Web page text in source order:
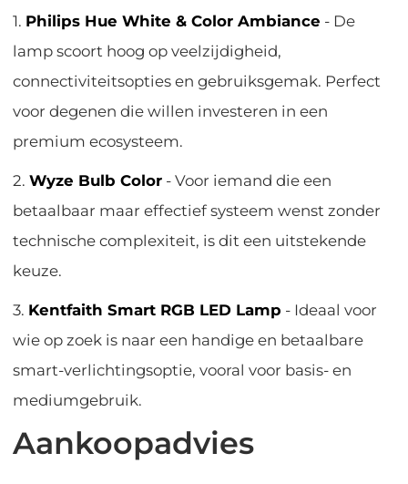
1. Philips Hue White & Color Ambiance - De
lamp scoort hoog op veelzijdigheid,
connectiviteitsopties en gebruiksgemak. Perfect
voor degenen die willen investeren in een
premium ecosysteem.
2.Wyze Bulb Color - Voor iemand die een
betaalbaar maar effectief systeem wenst zonder
technische complexiteit, is dit een uitstekende
keuze.
3. Kentfaith Smart RGB LED Lamp - Ideaal voor
wie op zoek is naar een handige en betaalbare
smart-verlichtingsoptie, vooral voor basis- en
mediumgebruik.
Aankoopadvies